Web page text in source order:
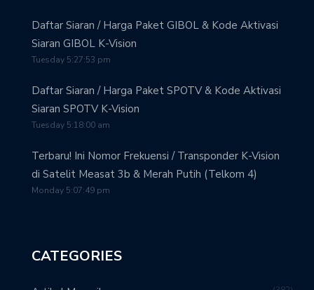
Daftar Siaran / Harga Paket GIBOL & Kode Aktivasi
Siaran GIBOL K-Vision
Tuesday 5:27:53 pm
Daftar Siaran / Harga Paket SPOTV & Kode Aktivasi
Siaran SPOTV K-Vision
Tuesday 5:18:00 am
Terbaru! Ini Nomor Frekuensi / Transponder K-Vision
di Satelit Measat 3b & Merah Putih (Telkom 4)
Monday 5:07:49 pm
CATEGORIES